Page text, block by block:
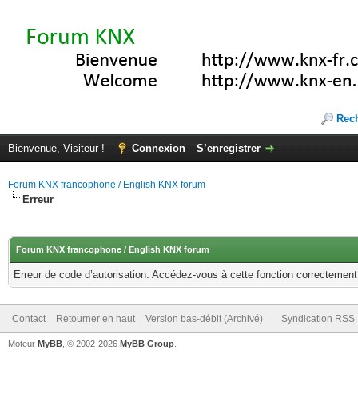
Bienvenue, Visiteur ! Connexion S’enregistrer
Forum KNX francophone / English KNX forum
Erreur
Forum KNX francophone / English KNX forum
Erreur de code d’autorisation. Accédez-vous à cette fonction
Contact Retourner en haut Version bas-débit (Archivé) Syndication RSS
Moteur MyBB , © 2002-2026 MyBB Group